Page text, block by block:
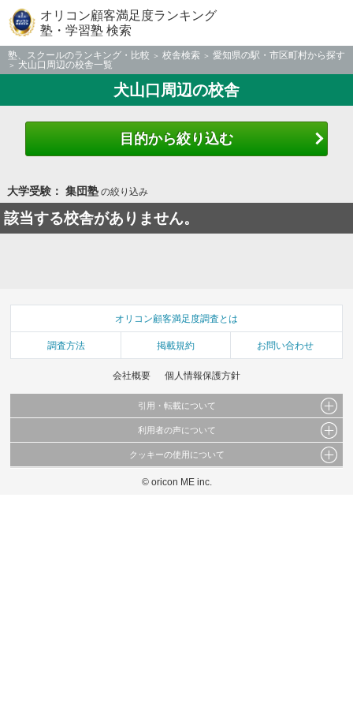
オリコン顧客満足度ランキング
塾・学習塾 検索
塾、スクールのランキング・比較 校舎検索
愛知県の駅・市区町村から探す
犬山口周辺の校舎一覧
犬山口周辺の校舎
目的から絞り込む
大学受験： 集団塾の絞り込み
該当する校舎がありません。
オリコン顧客満足度調査とは
調査方法 掲載規約 お問い合わせ
会社概要 個人情報保護方針
引用・転載について
当サイトで公開されている情報（文字、写真、イラスト、画像データ等）及びこれらの配
これらの情報を権利者の許可なく無断転載・複製などの二次利用を行うことは固く禁じて
利用者の声について
当サイトに掲載している内容はすべてサービスの利用者が提出された見解・感想です。
弊社の見解・ 意見ではないことをご理解いただいた上でご覧ください。
クッキーの使用について
このサイトでは Cookie を使用して、ユーザーに合わせたコンテンツや広告の表示、ソー
© oricon ME inc.